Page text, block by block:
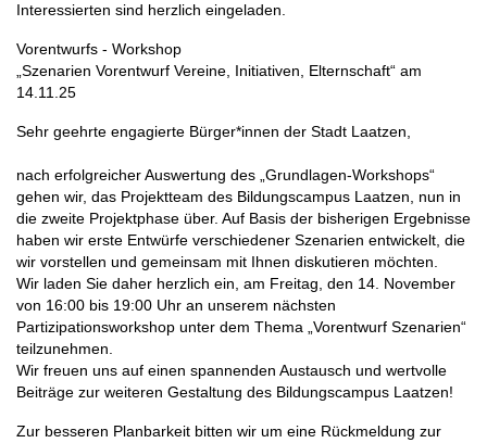
Interessierten sind herzlich eingeladen.
Vorentwurfs - Workshop
„Szenarien Vorentwurf Vereine, Initiativen, Elternschaft“ am
14.11.25
Sehr geehrte engagierte Bürger*innen der Stadt Laatzen,
nach erfolgreicher Auswertung des „Grundlagen-Workshops“
gehen wir, das Projektteam des Bildungscampus Laatzen, nun in
die zweite Projektphase über. Auf Basis der bisherigen Ergebnisse
haben wir erste Entwürfe verschiedener Szenarien entwickelt, die
wir vorstellen und gemeinsam mit Ihnen diskutieren möchten.
Wir laden Sie daher herzlich ein, am Freitag, den 14. November
von 16:00 bis 19:00 Uhr an unserem nächsten
Partizipationsworkshop unter dem Thema „Vorentwurf Szenarien“
teilzunehmen.
Wir freuen uns auf einen spannenden Austausch und wertvolle
Beiträge zur weiteren Gestaltung des Bildungscampus Laatzen!
Zur besseren Planbarkeit bitten wir um eine Rückmeldung zur